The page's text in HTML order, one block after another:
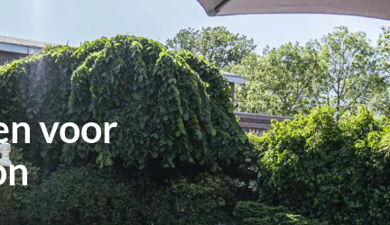
voor